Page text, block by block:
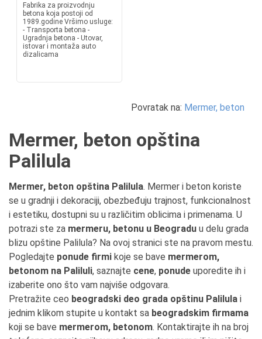
Fabrika za proizvodnju
betona koja postoji od
1989.godine Vršimo usluge:
- Transporta betona -
Ugradnja betona - Utovar,
istovar i montaža auto
dizalicama
Povratak na: Mermer, beton
Mermer, beton opština
Palilula
Mermer, beton opština Palilula. Mermer i beton koriste
se u gradnji i dekoraciji, obezbeđuju trajnost, funkcionalnost
i estetiku, dostupni su u različitim oblicima i primenama. U
potrazi ste za mermeru, betonu u Beogradu u delu grada
blizu opštine Palilula? Na ovoj stranici ste na pravom mestu.
Pogledajte ponude firmi koje se bave mermerom,
betonom na Paliluli, saznajte cene, ponude uporedite ih i
izaberite ono što vam najviše odgovara.
Pretražite ceo beogradski deo grada opštinu Palilula i
jednim klikom stupite u kontakt sa beogradskim firmama
koji se bave mermerom, betonom. Kontaktirajte ih na broj